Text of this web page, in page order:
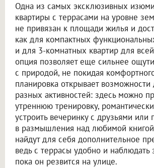
Одна из самых эксклюзивных
квартиры с террасами на уровне
не привязан к площади жилья и
как для компактных
и для 3-комнатных квартир для
опция позволяет еще сильнее
с природой, не покидая
планировка открывает
разных активностей: здесь можно
утреннюю тренировку,
устроить вечеринку с друзьями или
в размышления над любимой
найдут для себя дополнительное
ведь с террасы удобно и наблюдать
пока он резвится на улице.